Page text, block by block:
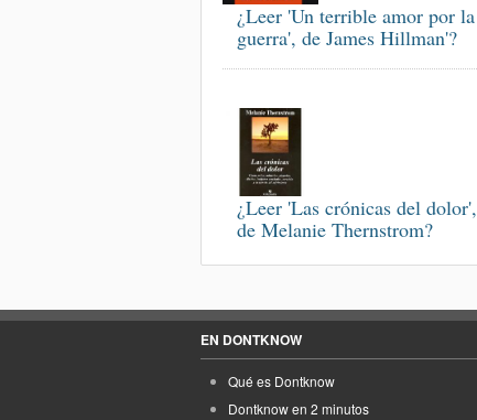
¿Leer 'Un terrible amor por la
guerra', de James Hillman'?
¿Leer 'Las crónicas del dolor',
de Melanie Thernstrom?
EN DONTKNOW
Qué es Dontknow
Dontknow en 2 minutos